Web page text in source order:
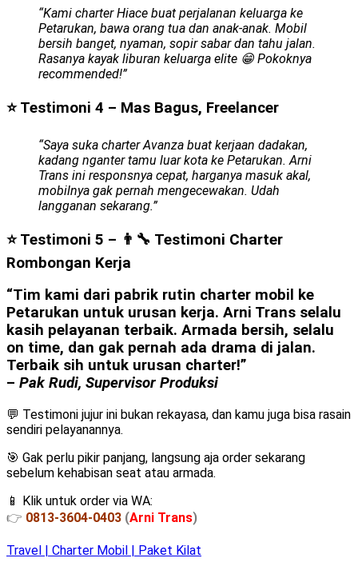
“Kami charter Hiace buat perjalanan keluarga ke
Petarukan, bawa orang tua dan anak-anak. Mobil
bersih banget, nyaman, sopir sabar dan tahu jalan.
Rasanya kayak liburan keluarga elite 😁 Pokoknya
recommended!”
⭐ Testimoni 4 – Mas Bagus, Freelancer
“Saya suka charter Avanza buat kerjaan dadakan,
kadang nganter tamu luar kota ke Petarukan. Arni
Trans ini responsnya cepat, harganya masuk akal,
mobilnya gak pernah mengecewakan. Udah
langganan sekarang.”
⭐ Testimoni 5 – 👨‍🔧 Testimoni Charter
Rombongan Kerja
“Tim kami dari pabrik rutin charter mobil ke
Petarukan untuk urusan kerja. Arni Trans selalu
kasih pelayanan terbaik. Armada bersih, selalu
on time, dan gak pernah ada drama di jalan.
Terbaik sih untuk urusan charter!”
– Pak Rudi, Supervisor Produksi
💬 Testimoni jujur ini bukan rekayasa, dan kamu juga bisa rasain
sendiri pelayanannya.
🎯 Gak perlu pikir panjang, langsung aja order sekarang
sebelum kehabisan seat atau armada.
📱 Klik untuk order via WA:
👉 0813-3604-0403 (Arni Trans)
Travel | Charter Mobil | Paket Kilat